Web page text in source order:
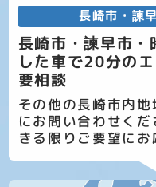
長崎市・諫
長崎市・諫早市・
した車で20分の
要相談
その他の長崎市内
にお問い合わせく
きる限りご要望にお